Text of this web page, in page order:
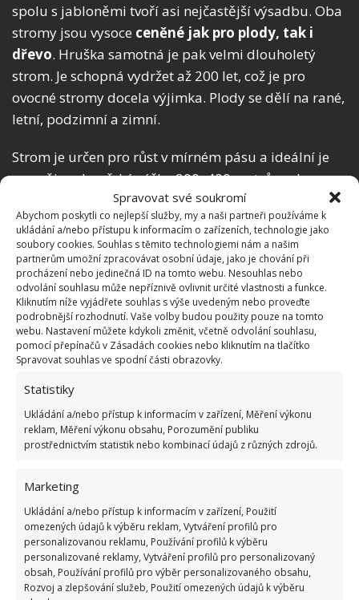
Spravovat své soukromí
Abychom poskytli co nejlepší služby, my a naši partneři používáme k
ukládání a/nebo přístupu k informacím o zařízeních, technologie jako
soubory cookies. Souhlas s těmito technologiemi nám a našim
partnerům umožní zpracovávat osobní údaje, jako je chování při
procházení nebo jedinečná ID na tomto webu. Nesouhlas nebo
odvolání souhlasu může nepříznivě ovlivnit určité vlastnosti a funkce.
Kliknutím níže vyjádřete souhlas s výše uvedeným nebo proveďte
podrobnější rozhodnutí. Vaše volby budou použity pouze na tomto
webu. Nastavení můžete kdykoli změnit, včetně odvolání souhlasu,
pomocí přepínačů v Zásadách cookies nebo kliknutím na tlačítko
Spravovat souhlas ve spodní části obrazovky.
Statistiky
Ukládání a/nebo přístup k informacím v zařízení, Měření výkonu
reklam, Měření výkonu obsahu, Porozumění publiku
prostřednictvím statistik nebo kombinací údajů z různých zdrojů.
Marketing
Ukládání a/nebo přístup k informacím v zařízení, Použití
omezených údajů k výběru reklam, Vytváření profilů pro
personalizovanou reklamu, Používání profilů k výběru
personalizované reklamy, Vytváření profilů pro personalizovaný
obsah, Používání profilů pro výběr personalizovaného obsahu,
Rozvoj a zlepšování služeb, Použití omezených údajů k výběru
spolu s jabloněmi tvoří asi nejčastější výsadbu. Oba
stromy jsou vysoce ceněné jak pro plody, tak i
dřevo. Hruška samotná je pak velmi dlouholetý
strom. Je schopná vydržet až 200 let, což je pro
ovocné stromy docela výjimka. Plody se dělí na rané,
letní, podzimní a zimní.
Strom je určen pro růst v mírném pásu a ideální je
pro něj nadmořská výška 200–400 metrů nad
mořem. Za vhodných podmínek ovšem prospívá i ve
výškách nad 1 000 metrů.
Dříve jen šťáva
Konzumace plodů sahá až do doby před 3 000 lety,
zmínky obsahují i prameny starých Řeků a Římanů.
Tehdejší plody ale zdaleka nebyly takové, jako je
známe dnes. Z hrušek se tak většinou připravoval
pouze nápoj,
jako u jabloně lze původ vysledovat do jihozápadní
Číny. Během staletí se ovšem rozšířila do celého
světa a bylo také vyšlechtěno mnoho dalších odrůd.